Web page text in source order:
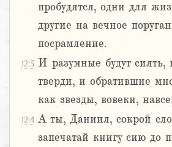
пробудятся, одни для
другие на вечное
посрамление.
12:3 И разумные будут сиять,
тверди, и обратившие
как звезды, вовеки,
12:4 А ты, Даниил, сокрой
запечатай книгу сию до